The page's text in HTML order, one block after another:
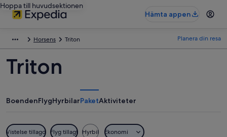
Hoppa till huvudsektionen
Hämta appen
Horsens Triton Planera din resa
Triton
BoendenFlygHyrbilarPaketAktiviteter
Vistelse tillagd Flyg tillagt Hyrbil Ekonomi